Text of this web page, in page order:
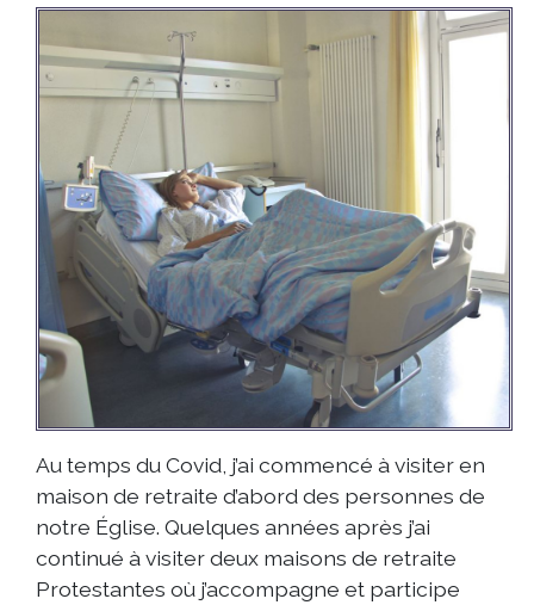
Au temps du Covid, j’ai commencé à visiter en
maison de retraite d’abord des personnes de
notre Église. Quelques années après j’ai
continué à visiter deux maisons de retraite
Protestantes où j’accompagne et participe